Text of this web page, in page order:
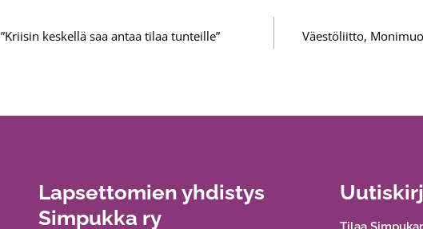
keskellä saa antaa tilaa tunteille”
Väestöliitto,
Lapsettomien yhdistys
Simpukka ry